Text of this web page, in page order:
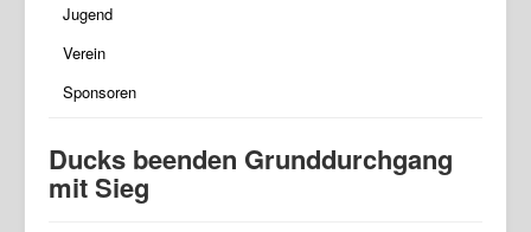
Jugend
Verein
Sponsoren
Ducks beenden Grunddurchgang
mit Sieg